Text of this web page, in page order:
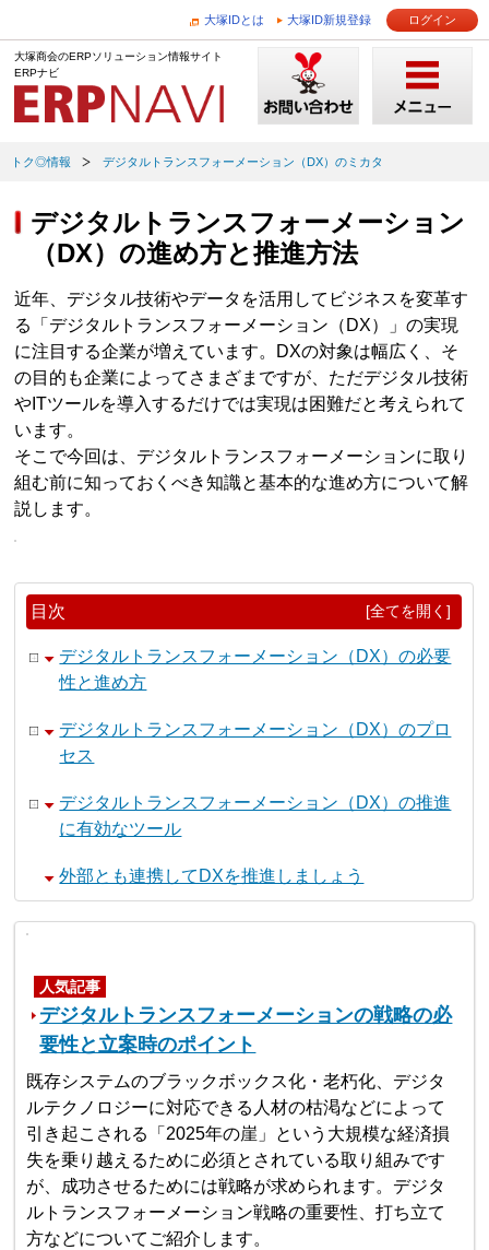
大塚IDとは 大塚ID新規登録 ログイン
大塚商会のERPソリューション情報サイト
ERPナビ
トク◎情報 デジタルトランスフォーメーション（DX）のミカタ
デジタルトランスフォーメーション
（DX）の進め方と推進方法
近年、デジタル技術やデータを活用してビジネスを変革す
る「デジタルトランスフォーメーション（DX）」の実現
に注目する企業が増えています。DXの対象は幅広く、そ
の目的も企業によってさまざまですが、ただデジタル技術
やITツールを導入するだけでは実現は困難だと考えられて
います。
そこで今回は、デジタルトランスフォーメーションに取り
組む前に知っておくべき知識と基本的な進め方について解
説します。
目次 [全てを開く]
デジタルトランスフォーメーション（DX）の必要
性と進め方
デジタルトランスフォーメーション（DX）のプロ
セス
デジタルトランスフォーメーション（DX）の推進
に有効なツール
外部とも連携してDXを推進しましょう
人気記事
デジタルトランスフォーメーションの戦略の必
要性と立案時のポイント
既存システムのブラックボックス化・老朽化、デジタ
ルテクノロジーに対応できる人材の枯渇などによって
引き起こされる「2025年の崖」という大規模な経済損
失を乗り越えるために必須とされている取り組みです
が、成功させるためには戦略が求められます。デジタ
ルトランスフォーメーション戦略の重要性、打ち立て
方などについてご紹介します。